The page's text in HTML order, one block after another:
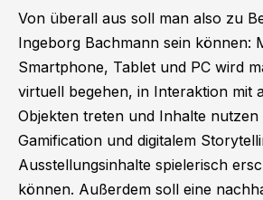
Von überall aus soll man also zu
Ingeborg Bachmann sein können:
Smartphone, Tablet und PC wird
virtuell begehen, in Interaktion mit
Objekten treten und Inhalte
Gamification und digitalem
Ausstellungsinhalte spielerisch
können. Außerdem soll eine